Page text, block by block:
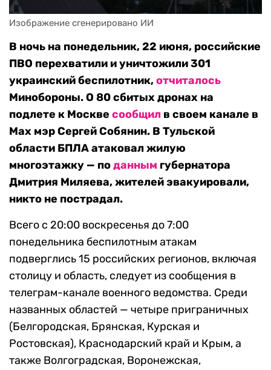
Изображение сгенерировано ИИ
В ночь на понедельник, 22 июня, российские
ПВО перехватили и уничтожили 301
украинский беспилотник,отчиталось
Минобороны. О 80 сбитых дронах на
подлете к Москве сообщил в своем канале в
Max мэр Сергей Собянин. В Тульской
области БПЛА атаковал жилую
многоэтажку — поданным губернатора
Дмитрия Миляева, жителей эвакуировали,
никто не пострадал.
Всего с 20:00 воскресенья до 7:00
понедельника беспилотным атакам
подверглись 15 российских регионов, включая
столицу и область, следует из сообщения в
телеграм-канале военного ведомства. Среди
названных областей — четыре приграничных
(Белгородская, Брянская, Курская и
Ростовская), Краснодарский край и Крым, а
также Волгоградская, Воронежская,